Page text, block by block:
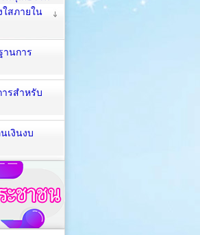
ใสภายใน
านการ
รสำหรับ
เงินงบ